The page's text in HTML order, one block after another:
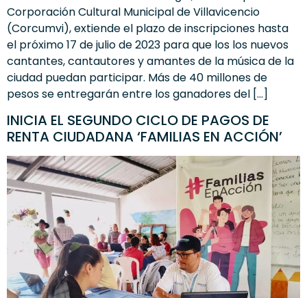
Corporación Cultural Municipal de Villavicencio
(Corcumvi), extiende el plazo de inscripciones hasta
el próximo 17 de julio de 2023 para que los los nuevos
cantantes, cantautores y amantes de la música de la
ciudad puedan participar. Más de 40 millones de
pesos se entregarán entre los ganadores del […]
INICIA EL SEGUNDO CICLO DE PAGOS DE
RENTA CIUDADANA ‘FAMILIAS EN ACCIÓN’